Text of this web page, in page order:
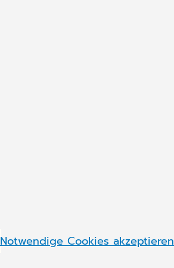
Notwendige Cookies akzeptieren